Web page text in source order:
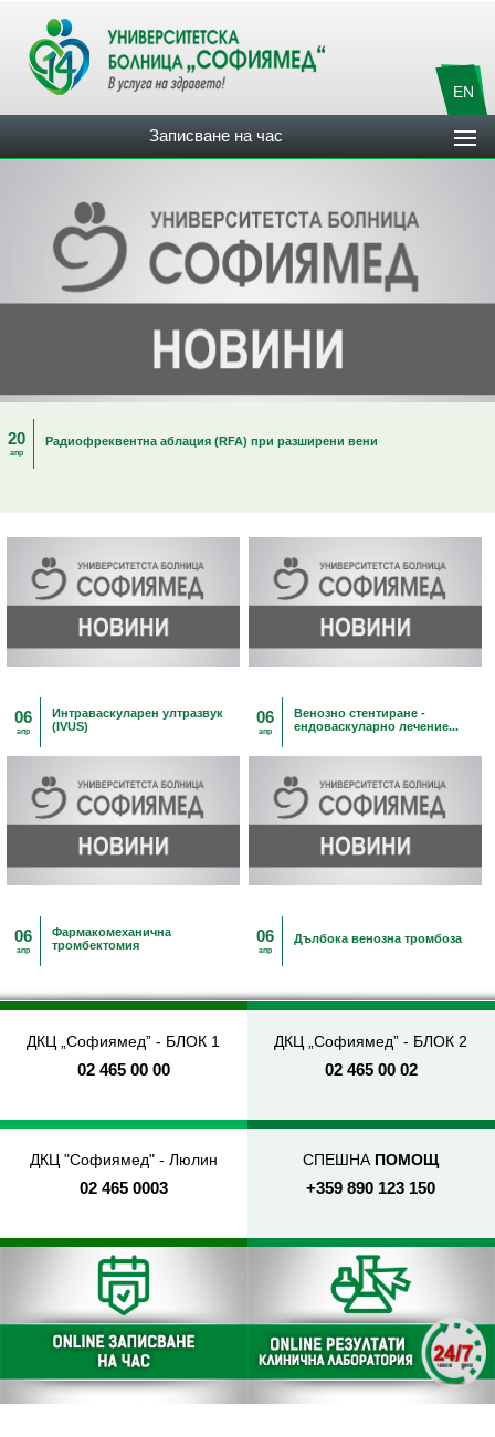
EN
Записване на час
20
апр
Радиофреквентна аблация (RFA) при разширени вени
06
апр
Интраваскуларен ултразвук
(IVUS)
06
апр
Венозно стентиране -
ендоваскуларно лечение...
06
апр
Фармакомеханична
тромбектомия
06
апр
Дълбока венозна тромбоза
ДКЦ „Софиямед” - БЛОК 1
02 465 00 00
ДКЦ „Софиямед” - БЛОК 2
02 465 00 02
ДКЦ "Софиямед" - Люлин
02 465 0003
СПЕШНА ПОМОЩ
+359 890 123 150